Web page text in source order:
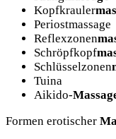
Kopfkrauler
Periostmassage
Reflexzonen
Schröpfkopf
Schlüsselzonen
Tuina
Aikido-
Formen erotischer